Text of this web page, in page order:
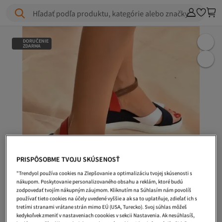
Hľadať podľa produktu, kategórie alebo značky
DORUČENIE
ZDARMA
PRISPÔSOBME TVOJU SKÚSENOSŤ
"Trendyol používa cookies na Zlepšovanie a optimalizáciu tvojej skúsenosti s
nákupom. Poskytovanie personalizovaného obsahu a reklám, ktoré budú
zodpovedať tvojím nákupným záujmom. Kliknutím na Súhlasím nám povolíš
používať tieto cookies na účely uvedené vyššie a ak sa to uplatňuje, zdieľať ich s
tretími stranami vrátane strán mimo EÚ (USA, Turecko). Svoj súhlas môžeš
kedykoľvek zmeniť v nastaveniach coookies v sekcii Nastavenia. Ak nesúhlasíš,